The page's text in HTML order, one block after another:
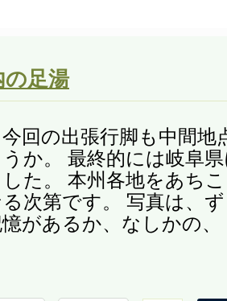
の足湯
回の出張行脚も中間地
か。 最終的には岐阜
た。 本州各地をあち
る次第です。 写真は、
があるか、なしかの、